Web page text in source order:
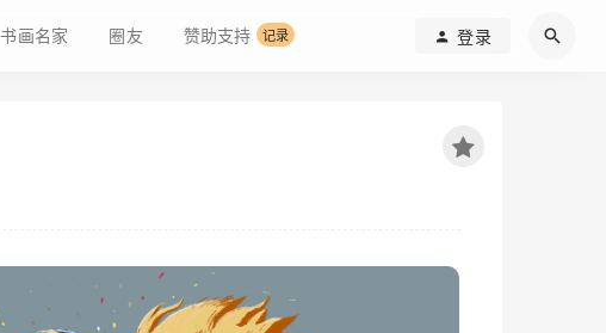
书画名家 圈友 赞助支持 记录 登录